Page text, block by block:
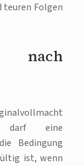
teuren Folgen
darf eine
Bedingung
ist, wenn